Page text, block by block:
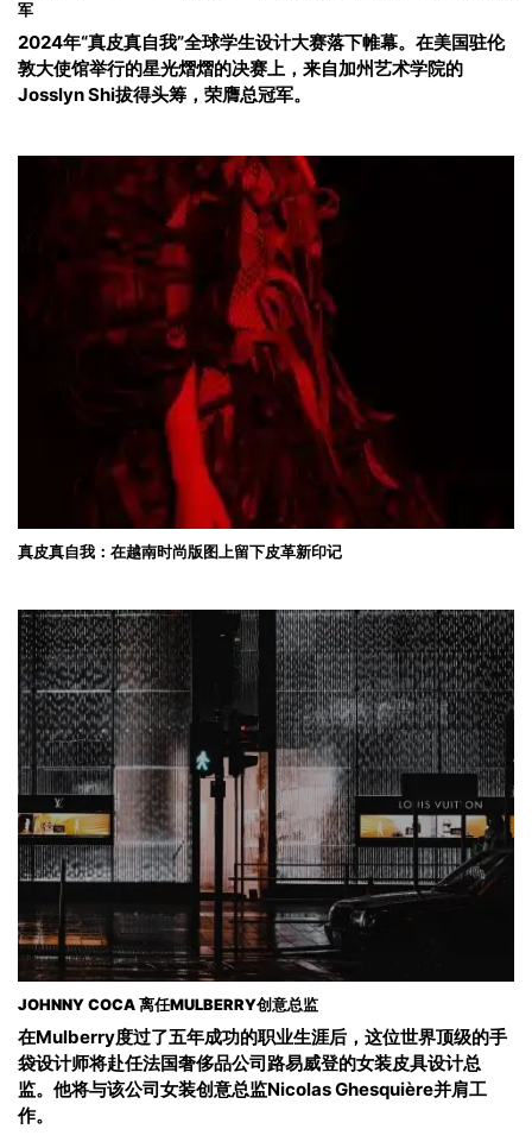
军
2024年“真皮真自我”全球学生设计大赛落下帷幕。在美国驻伦
敦大使馆举行的星光熠熠的决赛上，来自加州艺术学院的
Josslyn Shi拔得头筹，荣膺总冠军。
真皮真自我：在越南时尚版图上留下皮革新印记
JOHNNY COCA 离任MULBERRY创意总监
在Mulberry度过了五年成功的职业生涯后，这位世界顶级的手
袋设计师将赴任法国奢侈品公司路易威登的女装皮具设计总
监。他将与该公司女装创意总监Nicolas Ghesquière并肩工
作。